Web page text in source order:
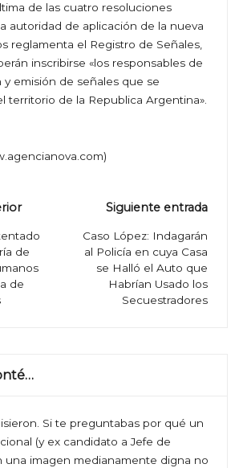
de las cuatro resoluciones
autoridad de aplicación de la nueva
reglamenta el Registro de Señales,
inscribirse «los responsables de
y emisión de señales que se
territorio de la Republica Argentina».
)
de
de
Siguiente entrada
Caso López: Indagarán
al Policía en cuya Casa
se Halló el Auto que
Habrían Usado los
Secuestradores
Si te preguntabas por qué un
(y ex candidato a Jefe de
una imagen medianamente digna no